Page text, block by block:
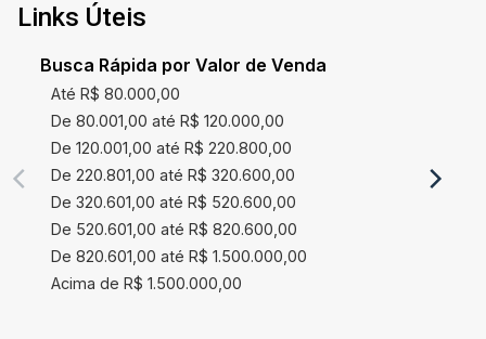
Links Úteis
Busca Rápida por Valor de Venda
Até R$ 80.000,00
De 80.001,00 até R$ 120.000,00
De 120.001,00 até R$ 220.800,00
De 220.801,00 até R$ 320.600,00
De 320.601,00 até R$ 520.600,00
De 520.601,00 até R$ 820.600,00
De 820.601,00 até R$ 1.500.000,00
Acima de R$ 1.500.000,00